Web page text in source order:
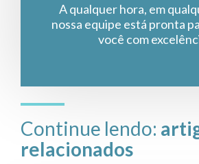
A qualquer hora, em
nossa equipe está pronta
você com
Continue lendo:
relacionados